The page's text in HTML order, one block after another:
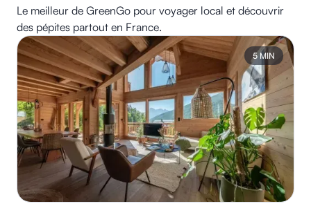
Le meilleur de GreenGo pour voyager local et découvrir
des pépites partout en France.
5 MIN